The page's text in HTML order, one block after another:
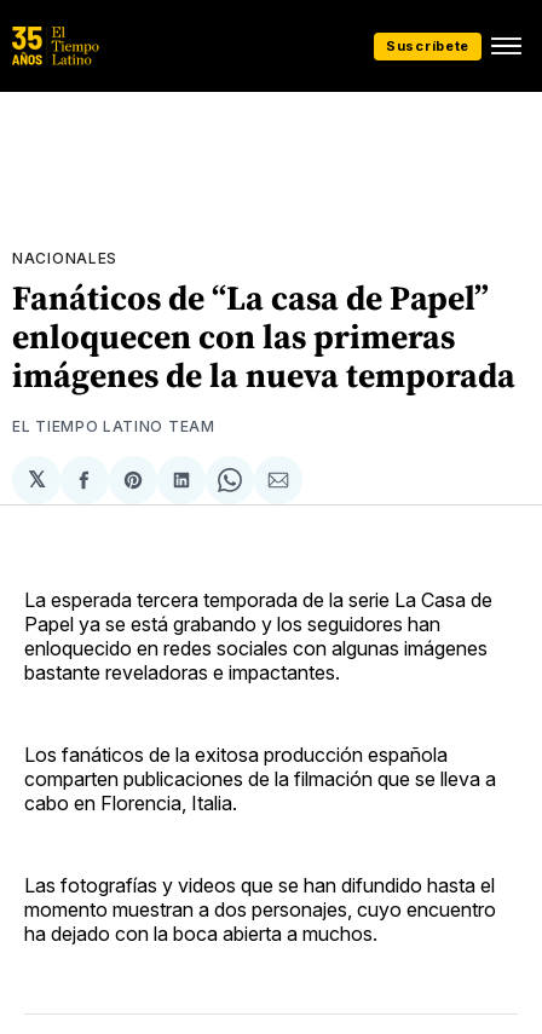
Suscríbete
NACIONALES
Fanáticos de “La casa de Papel”
enloquecen con las primeras
imágenes de la nueva temporada
EL TIEMPO LATINO TEAM
𝕏
Compartir
en
Share
on
Compartir
en
Share
on
Compartir
via
La esperada tercera temporada de la serie La Casa de
Papel ya se está grabando y los seguidores han
enloquecido en redes sociales con algunas imágenes
bastante reveladoras e impactantes.
Los fanáticos de la exitosa producción española
comparten publicaciones de la filmación que se lleva a
cabo en Florencia, Italia.
Las fotografías y videos que se han difundido hasta el
momento muestran a dos personajes, cuyo encuentro
ha dejado con la boca abierta a muchos.